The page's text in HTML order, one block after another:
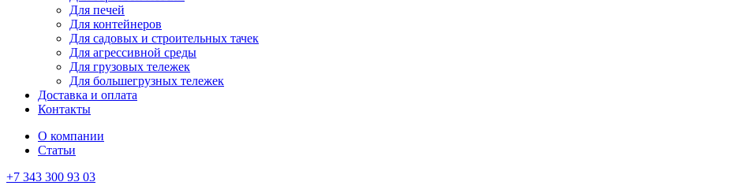
Для печей
Для контейнеров
Для садовых и строительных тачек
Для агрессивной среды
Для грузовых тележек
Для большегрузных тележек
Доставка и оплата
Контакты
О компании
Статьи
+7 343 300 93 03